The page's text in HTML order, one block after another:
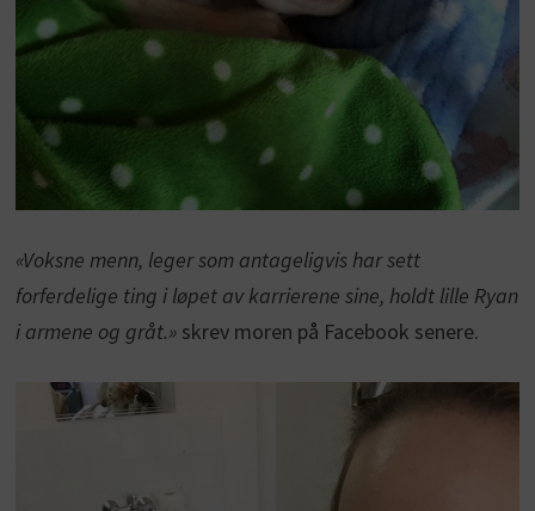
«Voksne menn, leger som antageligvis har sett
forferdelige ting i løpet av karrierene sine, holdt lille Ryan
i armene og gråt.»skrev moren på Facebook senere.